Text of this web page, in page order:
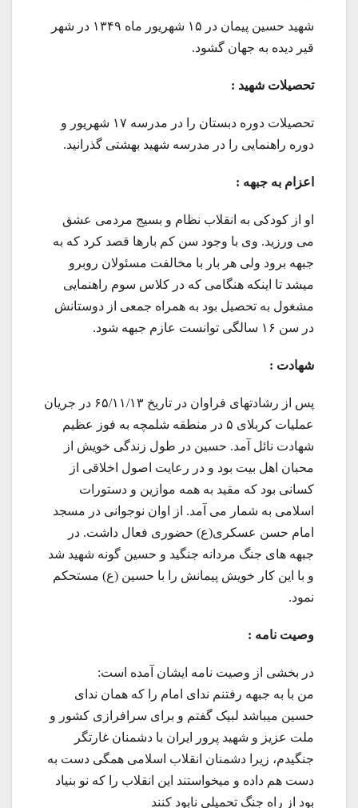
شهید حسین پیمان در ۱۵ شهریور ماه ۱۳۴۹ در شهر
قیر دیده به جهان گشود.
تحصيلات شهيد :
تحصیلات دوره دبستان را در مدرسه ۱۷ شهریور و
دوره راهنمایی را در مدرسه شهید بهشتی گذرانید.
اعزام به جبهه :
او از کودکی به انقلاب نظام و بسیج مردمی عشق
می ورزید. وی با وجود سن کم بارها قصد کرد که به
جبهه برود ولی هر بار با مخالفت مسئولان روبرو
میشد تا اینکه هنگامی که در کلاس سوم راهنمایی
مشغول به تحصیل بود به همراه جمعی از دوستانش
در سن ۱۶ سالگی توانست عازم جبهه شود.
شهادت :
پس از رشادتهای فراوان در تاریخ ۶۵/۱۱/۱۳ در جریان
عملیات کربلای ۵ در منطقه شلمچه به فوز عظیم
شهادت نائل آمد. حسین در طول زندگی خویش از
محبان اهل بیت بود و در رعایت اصول اخلاقی از
کسانی بود که مقید به همه موازین و دستورات
اسلامی به شمار می آمد. از اوان نوجوانی در مسجد
امام حسن عسکری(ع) حضوری فعال داشت. در
جبهه های جنگ مردانه جنگید و حسین گونه شهید شد
و با این کار خویش پیمانش را با حسین (ع) مستحکم
نمود.
وصيت نامه :
در بخشی از وصیت نامه ایشان آمده است:
من با به جبهه رفتنم ندای امام را که همان ندای
حسین میباشد لبیک گفتم و برای سرافرازی کشور و
ملت عزیز و شهید پرور ایران با دشمنان غارتگر
جنگیدم، زیرا دشمنان انقلاب اسلامی همگی دست به
دست هم داده و میخواستند این انقلاب را که نو بنیاد
بود از راه جنگ تحمیلی نابود کنند